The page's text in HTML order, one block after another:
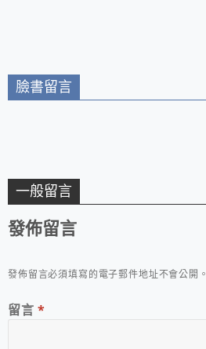
臉書留言
一般留言
發佈留言
發佈留言必須填寫的電子郵件地址不會公開。
留言 *